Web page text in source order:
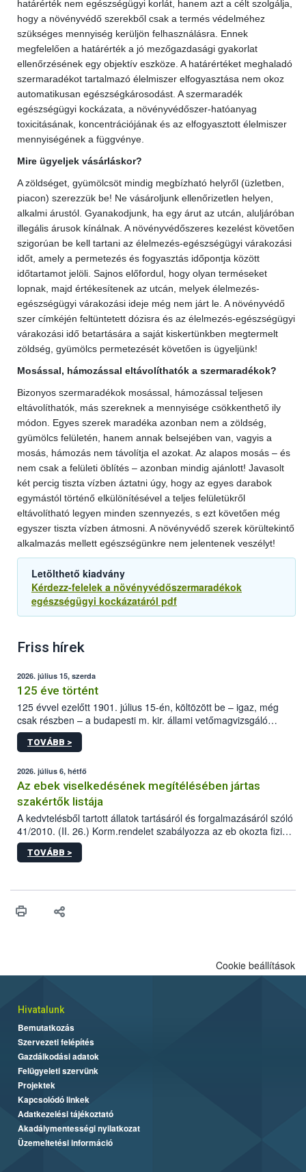
határérték nem egészségügyi korlát, hanem azt a célt szolgálja,
hogy a növényvédő szerekből csak a termés védelméhez
szükséges mennyiség kerüljön felhasználásra. Ennek
megfelelően a határérték a jó mezőgazdasági gyakorlat
ellenőrzésének egy objektív eszköze. A határértéket meghaladó
szermaradékot tartalmazó élelmiszer elfogyasztása nem okoz
automatikusan egészségkárosodást. A szermaradék
egészségügyi kockázata, a növényvédőszer-hatóanyag
toxicitásának, koncentrációjának és az elfogyasztott élelmiszer
mennyiségének a függvénye.
Mire ügyeljek vásárláskor?
A zöldséget, gyümölcsöt mindig megbízható helyről (üzletben,
piacon) szerezzük be! Ne vásároljunk ellenőrizetlen helyen,
alkalmi árustól. Gyanakodjunk, ha egy árut az utcán, aluljáróban
illegális árusok kínálnak. A növényvédőszeres kezelést követően
szigorúan be kell tartani az élelmezés-egészségügyi várakozási
időt, amely a permetezés és fogyasztás időpontja között
időtartamot jelöli. Sajnos előfordul, hogy olyan terméseket
lopnak, majd értékesítenek az utcán, melyek élelmezés-
egészségügyi várakozási ideje még nem járt le. A növényvédő
szer címkéjén feltüntetett dózisra és az élelmezés-egészségügyi
várakozási idő betartására a saját kiskertünkben megtermelt
zöldség, gyümölcs permetezését követően is ügyeljünk!
Mosással, hámozással eltávolíthatók a szermaradékok?
Bizonyos szermaradékok mosással, hámozással teljesen
eltávolíthatók, más szereknek a mennyisége csökkenthető ily
módon. Egyes szerek maradéka azonban nem a zöldség,
gyümölcs felületén, hanem annak belsejében van, vagyis a
mosás, hámozás nem távolítja el azokat. Az alapos mosás – és
nem csak a felületi öblítés – azonban mindig ajánlott! Javasolt
két percig tiszta vízben áztatni úgy, hogy az egyes darabok
egymástól történő elkülönítésével a teljes felületükről
eltávolítható legyen minden szennyezés, s ezt követően még
egyszer tiszta vízben átmosni. A növényvédő szerek körültekintő
alkalmazás mellett egészségünkre nem jelentenek veszélyt!
Letölthető kiadvány
Kérdezz-felelek a növényvédőszermaradékok
egészségügyi kockázatáról pdf
Friss hírek
2026. július 15, szerda
125 éve történt
125 évvel ezelőtt 1901. július 15-én, költözött be – igaz, még
csak részben – a budapesti m. kir. állami vetőmagvizsgáló
állomás a Kis Rókus utca 15. szám alatti, Czigler Győző által
tervezett új épületébe.
TOVÁBB >
2026. július 6, hétfő
Az ebek viselkedésének megítélésében jártas
szakértők listája
A kedvtelésből tartott állatok tartásáról és forgalmazásáról szóló
41/2010. (II. 26.) Korm.rendelet szabályozza az eb okozta fizikai
sérülés, illetve ennek veszélye keletkezésekor felmerülő
hatósági feladatokat, valamint a veszélyes eb tartását és annak
TOVÁBB >
Cookie beállítások
Hivatalunk
Bemutatkozás
Szervezeti felépítés
Gazdálkodási adatok
Felügyeleti szervünk
Projektek
Kapcsolódó linkek
Adatkezelési tájékoztató
Akadálymentességi nyilatkozat
Üzemeltetési információ